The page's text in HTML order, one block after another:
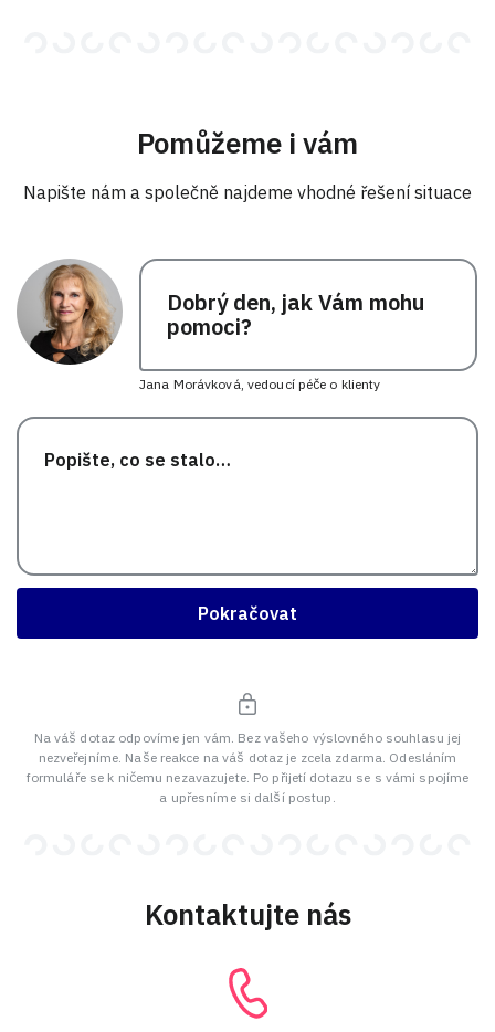
Pomůžeme i vám
Napište nám a společně najdeme vhodné řešení situace
Dobrý den, jak Vám mohu
pomoci?
Jana Morávková, vedoucí péče o klienty
Pokračovat
Na váš dotaz odpovíme jen vám. Bez vašeho výslovného souhlasu jej
nezveřejníme. Naše reakce na váš dotaz je zcela zdarma. Odesláním
formuláře se k ničemu nezavazujete. Po přijetí dotazu se s vámi spojíme
a upřesníme si další postup.
Kontaktujte nás